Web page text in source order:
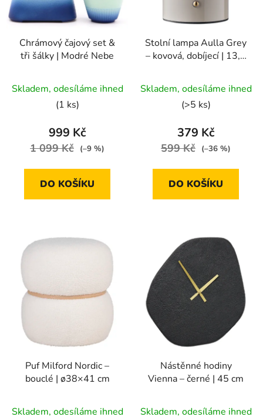
Chrámový čajový set &
tři šálky | Modré Nebe
Skladem, odesíláme ihned
(1 ks)
999 Kč
1 099 Kč (–9 %)
DO KOŠÍKU
Stolní lampa Aulla Grey
– kovová, dobíjecí | 13,5
hodnocení
produktu
je
5,0
hvězdiček.
Skladem, odesíláme ihned
(>5 ks)
379 Kč
599 Kč (–36 %)
DO KOŠÍKU
Puf Milford Nordic –
bouclé | ø38×41 cm
Skladem, odesíláme ihned
Nástěnné hodiny
Vienna – černé | 45 cm
Skladem, odesíláme ihned